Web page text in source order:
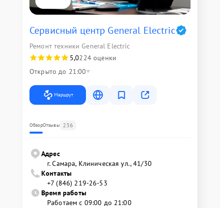
Сервисный центр General Electric
Ремонт техники General Electric
5,0224 оценки
Открыто до 21:00
Маршрут
ОбзорОтзывы 236
Адрес
г. Самара, Клиническая ул., 41/30
Контакты
+7 (846) 219-26-53
Время работы
Работаем с 09:00 до 21:00